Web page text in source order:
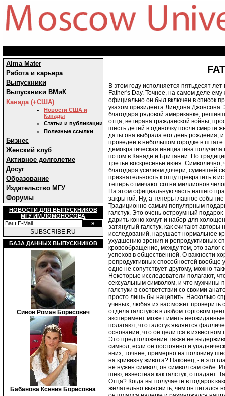
Alma Mater
Работа и карьера
Выпускники
Выпускники ВМиК
Канада (+США)
Новости США и
Канады
Статьи и публикации
Полезные ссылки
Бизнес
Женский клуб
Активное долголетие
Досуг
Образование
Издательство МГУ
Форумы
НОВОСТИ ДЛЯ ВЫПУСКНИКОВ
МГУ ИМ.ЛОМОНОСОВА
SUBSCRIBE.RU
БАЗА ДАННЫХ ВЫПУСКНИКОВ
Сивов Роман Борисович
Бабанова Ксения Борисовна
В этом году исполняется пятьдесят
Father's Day. Точнее, на самом деле ему
официально он был включен в список
указом президента Линдона Джонсона.
благодаря рядовой американке,
отца, ветерана гражданской войны,
шесть детей в одиночку после смерти
даты она выбрала его день рождения,
проведен в небольшом городке в штате
демократическая инициатива
потом в Канаде и Британии. По
третье воскресенье июня. Символично,
благодаря усилиям дочери, сумевшей
признательность к отцу превратить в
теперь отмечают сотни миллионов
На этом официальную часть нашего
закрытой. Ну, а теперь главное
Традиционно самым популярным
галстук. Это очень остроумный
дарить коню хомут и набор для
затянутый галстук, как считают авторы
исследований, нарушает нормальное
ухудшению зрения и репродуктивных
кровообращение, между тем, это залог
успехов в общественной. О важности
репродуктивных способностей вообще
одно не сопутствует другому, можно
Некоторые исследователи полагают,
сексуальным символом, и что мужчины
галстуки в соответствии со своими
просто лишь бы нацепить. Насколько
ученых, любая из вас может проверить
отдела галстуков в любом торговом
эксперимент может иметь
полагают, что галстук является
основании, что он целится в
Это предположение также не
символ, если он постоянно и
вниз, точнее, примерно на половину
на кривизну живота? Наконец, - и это
не нужен символ, он символ сам себе.
шею, известная как галстук, отпадает.
Отца? Когда вы получаете в подарок
желательно выяснить, чем он питался